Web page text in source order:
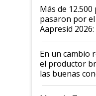
Más de
pasaron por
Aapresid
demostrar
suelo es
sistema
En un cambio
el productor
las buenas
agro
"Los veo más